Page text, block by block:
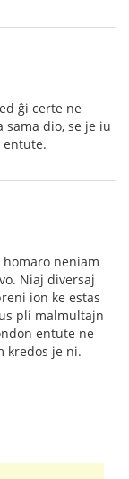
ĝi certe ne
sama dio, se je iu
entute.
homaro neniam
Niaj diversaj
ion ke estas
pli malmultajn
entute ne
kredos je ni.